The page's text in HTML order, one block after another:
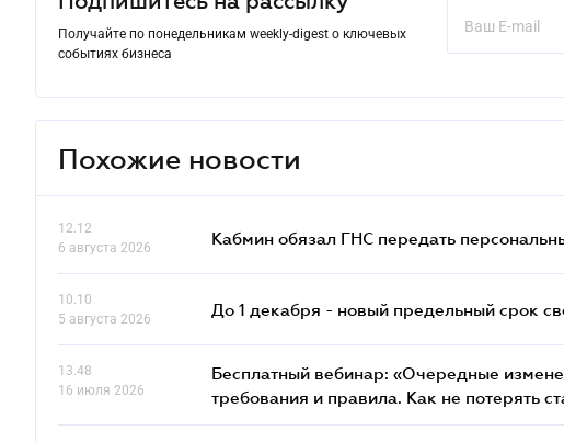
Получайте по понедельникам weekly-digest о ключевых
событиях бизнеса
Похожие новости
12.12
6 августа 2026
Кабмин обязал ГНС передать
10.10
5 августа 2026
До 1 декабря - новый предельный срок
13.48
16 июля 2026
Бесплатный вебинар: «Очередные
требования и правила. Как не потерять